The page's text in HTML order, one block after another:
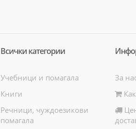
Всички категории
Учебници и помагала
Книги
Речници, чуждоезикови
помагала
За